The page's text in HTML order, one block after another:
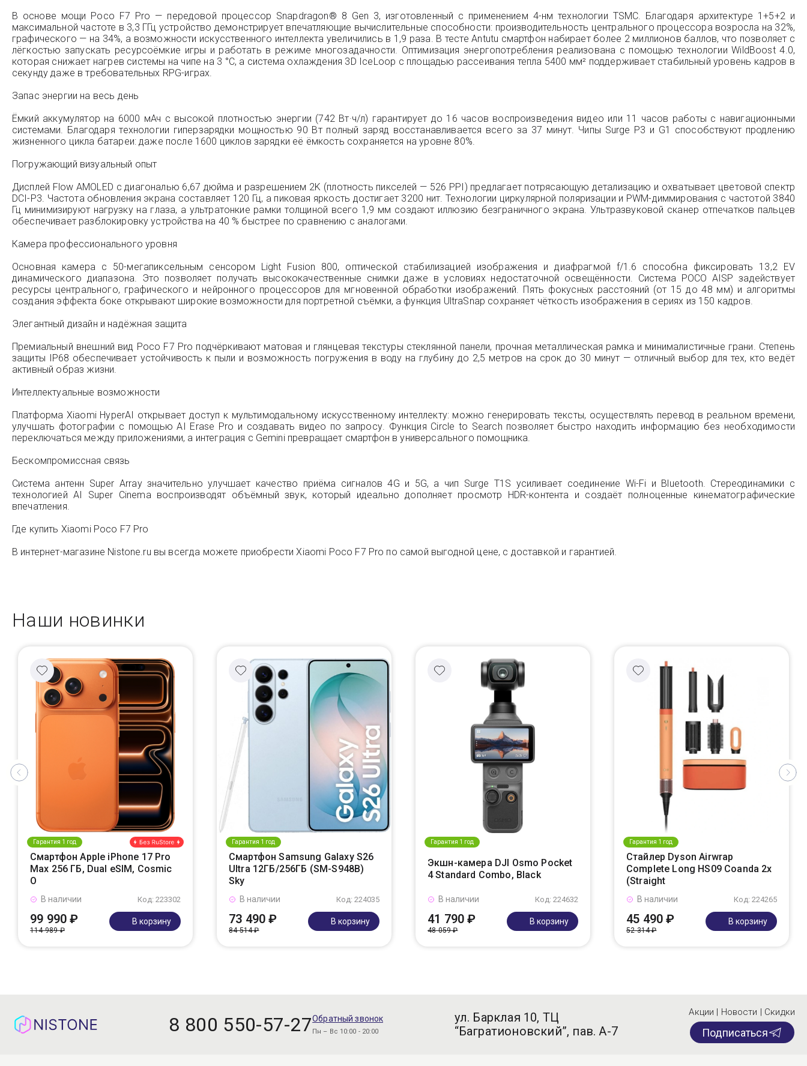
В основе мощи Poco F7 Pro — передовой процессор Snapdragon® 8 Gen 3, изготовленный с применением 4-нм технологии TSMC. Благодаря архитектуре 1+5+2 и
максимальной частоте в 3,3 ГГц устройство демонстрирует впечатляющие вычислительные способности: производительность центрального процессора возросла на 32%,
графического — на 34%, а возможности искусственного интеллекта увеличились в 1,9 раза. В тесте Antutu смартфон набирает более 2 миллионов баллов, что позволяет с
лёгкостью запускать ресурсоёмкие игры и работать в режиме многозадачности. Оптимизация энергопотребления реализована с помощью технологии WildBoost 4.0,
которая снижает нагрев системы на чипе на 3 °C, а система охлаждения 3D IceLoop с площадью рассеивания тепла 5400 мм² поддерживает стабильный уровень кадров в
секунду даже в требовательных RPG-играх.
Запас энергии на весь день
Ёмкий аккумулятор на 6000 мАч с высокой плотностью энергии (742 Вт·ч/л) гарантирует до 16 часов воспроизведения видео или 11 часов работы с навигационными
системами. Благодаря технологии гиперзарядки мощностью 90 Вт полный заряд восстанавливается всего за 37 минут. Чипы Surge P3 и G1 способствуют продлению
жизненного цикла батареи: даже после 1600 циклов зарядки её ёмкость сохраняется на уровне 80%.
Погружающий визуальный опыт
Дисплей Flow AMOLED с диагональю 6,67 дюйма и разрешением 2K (плотность пикселей — 526 PPI) предлагает потрясающую детализацию и охватывает цветовой спектр
DCI-P3. Частота обновления экрана составляет 120 Гц, а пиковая яркость достигает 3200 нит. Технологии циркулярной поляризации и PWM-диммирования с частотой 3840
Гц минимизируют нагрузку на глаза, а ультратонкие рамки толщиной всего 1,9 мм создают иллюзию безграничного экрана. Ультразвуковой сканер отпечатков пальцев
обеспечивает разблокировку устройства на 40 % быстрее по сравнению с аналогами.
Камера профессионального уровня
Основная камера с 50-мегапиксельным сенсором Light Fusion 800, оптической стабилизацией изображения и диафрагмой f/1.6 способна фиксировать 13,2 EV
динамического диапазона. Это позволяет получать высококачественные снимки даже в условиях недостаточной освещённости. Система POCO AISP задействует
ресурсы центрального, графического и нейронного процессоров для мгновенной обработки изображений. Пять фокусных расстояний (от 15 до 48 мм) и алгоритмы
создания эффекта боке открывают широкие возможности для портретной съёмки, а функция UltraSnap сохраняет чёткость изображения в сериях из 150 кадров.
Элегантный дизайн и надёжная защита
Премиальный внешний вид Poco F7 Pro подчёркивают матовая и глянцевая текстуры стеклянной панели, прочная металлическая рамка и минималистичные грани. Степень
защиты IP68 обеспечивает устойчивость к пыли и возможность погружения в воду на глубину до 2,5 метров на срок до 30 минут — отличный выбор для тех, кто ведёт
активный образ жизни.
Интеллектуальные возможности
Платформа Xiaomi HyperAI открывает доступ к мультимодальному искусственному интеллекту: можно генерировать тексты, осуществлять перевод в реальном времени,
улучшать фотографии с помощью AI Erase Pro и создавать видео по запросу. Функция Circle to Search позволяет быстро находить информацию без необходимости
переключаться между приложениями, а интеграция с Gemini превращает смартфон в универсального помощника.
Бескомпромиссная связь
Система антенн Super Array значительно улучшает качество приёма сигналов 4G и 5G, а чип Surge T1S усиливает соединение Wi-Fi и Bluetooth. Стереодинамики с
технологией AI Super Cinema воспроизводят объёмный звук, который идеально дополняет просмотр HDR-контента и создаёт полноценные кинематографические
впечатления.
Где купить Xiaomi Poco F7 Pro
В интернет-магазине Nistone.ru вы всегда можете приобрести Xiaomi Poco F7 Pro по самой выгодной цене, с доставкой и гарантией.
Наши новинки
Гарантия 1 год
Смартфон Apple iPhone 17 Pro
Max 256 ГБ, Dual eSIM, Cosmic
O
Код: 223302
В наличии
99 990 ₽
114 989 ₽
В корзину
Гарантия 1 год
Смартфон Samsung Galaxy S26
Ultra 12ГБ/256ГБ (SM-S948B)
Sky
Код: 224035
В наличии
73 490 ₽
84 514 ₽
В корзину
Гарантия 1 год
Экшн-камера DJI Osmo Pocket
4 Standard Combo, Black
Код: 224632
В наличии
41 790 ₽
48 059 ₽
В корзину
Гарантия 1 год
Стайлер Dyson Airwrap
Complete Long HS09 Coanda 2x
(Straight
Код: 224265
В наличии
45 490 ₽
52 314 ₽
В корзину
8 800 550-57-27Обратный звонок
Пн – Вс 10:00 - 20:00
ул. Барклая 10, ТЦ
“Багратионовский”, пав. А-7
Акции | Новости | Скидки
Подписаться